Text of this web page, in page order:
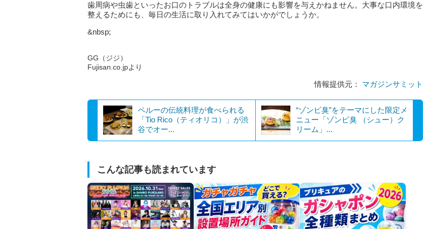
歯周病や虫歯といったお口のトラブルは全身の健康にも影響を与えかねません。大事な口内環境を
整えるためにも、毎日の生活に取り入れてみてはいかがでしょうか。
&nbsp;
GG（ジジ）
Fujisan.co.jpより
情報提供元： マガジンサミット
ペルーの伝統料理が食べられる
「Tio Rico（ティオリコ）」が渋
谷でオー...
“ゾンビ臭”をテーマにした限定メ
ニュー「ゾンビ臭 （シュー）ク
リーム」...
こんな記事も読まれています